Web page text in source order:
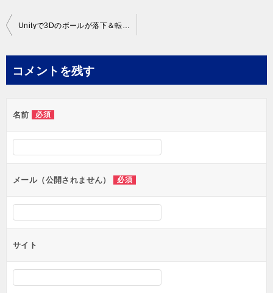
投
ビ
ー
シ
ョ
ン
コメントを残す
名前 必須
メール（公開されません） 必須
サイト